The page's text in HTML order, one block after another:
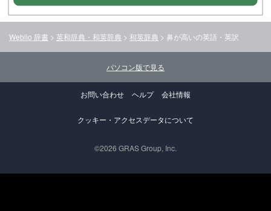
Weblio 辞書 > 英和辞典・和英辞典 > 和英辞典 > 鼻が高いの英語・英訳
パソコン版で見る
お問い合わせ ヘルプ 会社情報
クッキー・アクセスデータについて
©2026 GRAS Group, Inc.